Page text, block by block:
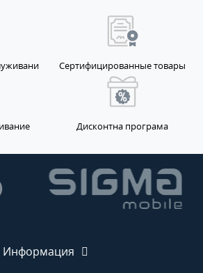
Сертифицированные товары
Дисконтна програма
Информация